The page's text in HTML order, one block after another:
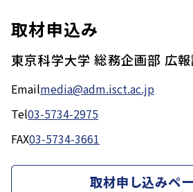
取材申込み
東京科学大学 総務企画部 広
Emailmedia@adm.isct.ac.jp
Tel03-5734-2975
FAX03-5734-3661
取材申し込みペ